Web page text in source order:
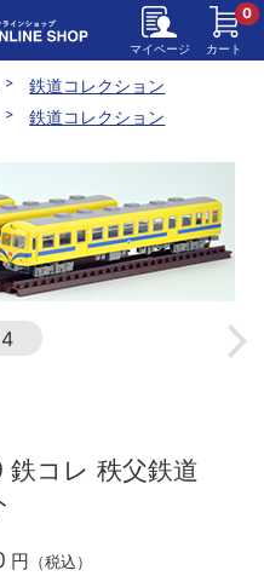
マイページ カート
0
鉄道コレクション
鉄道コレクション
4
コレ 秩父鉄道
円 （税込）